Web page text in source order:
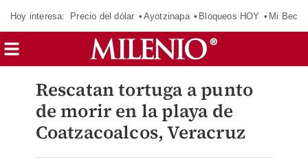
Hoy interesa: Precio del dólar Ayotzinapa Bloqueos HOY Mi Beca
Rescatan tortuga a punto
de morir en la playa de
Coatzacoalcos, Veracruz